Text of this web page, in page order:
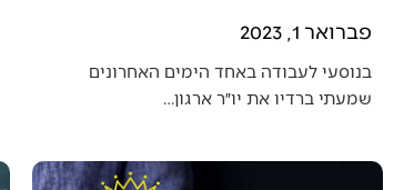
פברואר 1, 2023
בנוסעי לעבודה באחד הימים האחרונים
שמעתי ברדיו את יו״ר ארגון…